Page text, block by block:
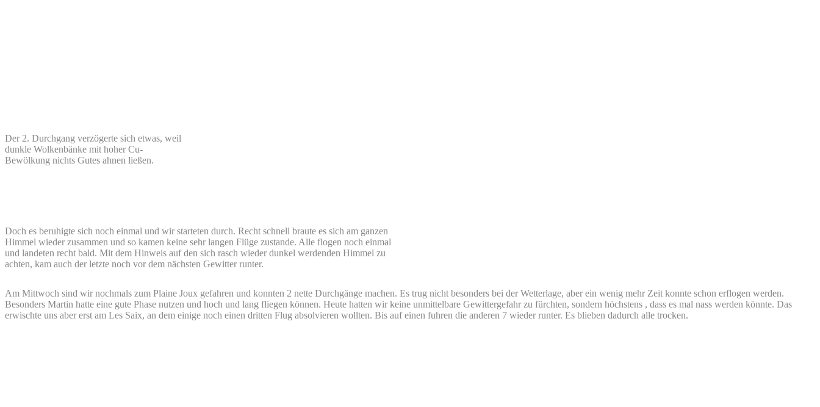
Der 2. Durchgang verzögerte sich etwas, weil
dunkle Wolkenbänke mit hoher Cu-
Bewölkung nichts Gutes ahnen ließen.
Doch es beruhigte sich noch einmal und wir starteten durch. Recht schnell braute es sich am ganzen
Himmel wieder zusammen und so kamen keine sehr langen Flüge zustande. Alle flogen noch einmal
und landeten recht bald. Mit dem Hinweis auf den sich rasch wieder dunkel werdenden Himmel zu
achten, kam auch der letzte noch vor dem nächsten Gewitter runter.
Am Mittwoch sind wir nochmals zum Plaine Joux gefahren und konnten 2 nette Durchgänge machen. Es trug nicht besonders bei der Wetterlage, aber ein wenig mehr Zeit konnte schon erflogen werden.
Besonders Martin hatte eine gute Phase nutzen und hoch und lang fliegen können. Heute hatten wir keine unmittelbare Gewittergefahr zu fürchten, sondern höchstens , dass es mal nass werden könnte. Das
erwischte uns aber erst am Les Saix, an dem einige noch einen dritten Flug absolvieren wollten. Bis auf einen fuhren die anderen 7 wieder runter. Es blieben dadurch alle trocken.